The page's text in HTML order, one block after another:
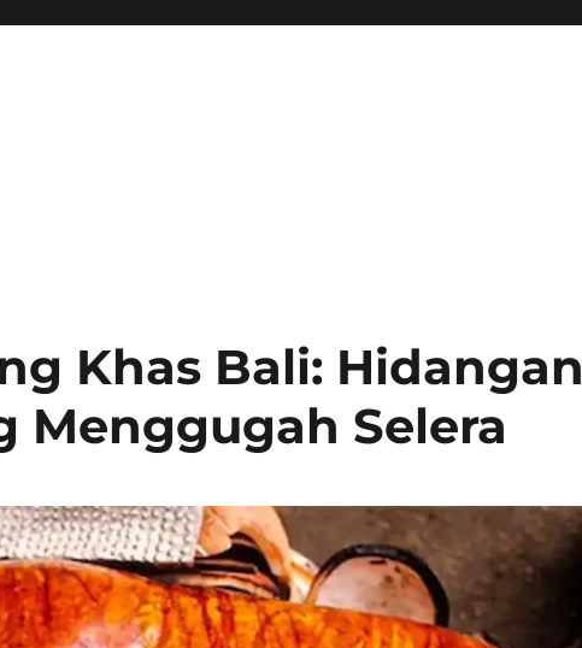
Khas Bali: Hidangan
Menggugah Selera